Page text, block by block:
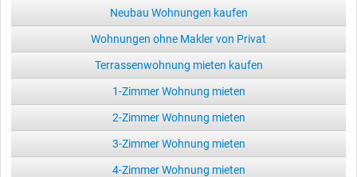
Neubau Wohnungen kaufen
Wohnungen ohne Makler von Privat
Terrassenwohnung mieten kaufen
1-Zimmer Wohnung mieten
2-Zimmer Wohnung mieten
3-Zimmer Wohnung mieten
4-Zimmer Wohnung mieten